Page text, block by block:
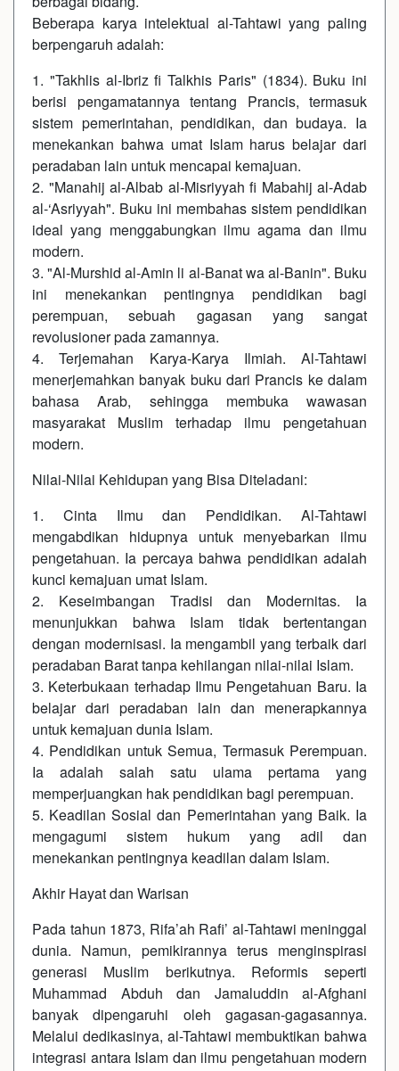
Beberapa karya intelektual al-Tahtawi yang paling
berpengaruh adalah:
1. "Takhlis al-Ibriz fi Talkhis Paris" (1834). Buku ini
berisi pengamatannya tentang Prancis, termasuk
sistem pemerintahan, pendidikan, dan budaya. Ia
menekankan bahwa umat Islam harus belajar dari
peradaban lain untuk mencapai kemajuan.
2. "Manahij al-Albab al-Misriyyah fi Mabahij al-Adab
al-‘Asriyyah". Buku ini membahas sistem pendidikan
ideal yang menggabungkan ilmu agama dan ilmu
modern.
3. "Al-Murshid al-Amin li al-Banat wa al-Banin". Buku
ini menekankan pentingnya pendidikan bagi
perempuan, sebuah gagasan yang sangat
revolusioner pada zamannya.
4. Terjemahan Karya-Karya Ilmiah. Al-Tahtawi
menerjemahkan banyak buku dari Prancis ke dalam
bahasa Arab, sehingga membuka wawasan
masyarakat Muslim terhadap ilmu pengetahuan
modern.
Nilai-Nilai Kehidupan yang Bisa Diteladani:
1. Cinta Ilmu dan Pendidikan. Al-Tahtawi
mengabdikan hidupnya untuk menyebarkan ilmu
pengetahuan. Ia percaya bahwa pendidikan adalah
kunci kemajuan umat Islam.
2. Keseimbangan Tradisi dan Modernitas. Ia
menunjukkan bahwa Islam tidak bertentangan
dengan modernisasi. Ia mengambil yang terbaik dari
peradaban Barat tanpa kehilangan nilai-nilai Islam.
3. Keterbukaan terhadap Ilmu Pengetahuan Baru. Ia
belajar dari peradaban lain dan menerapkannya
untuk kemajuan dunia Islam.
4. Pendidikan untuk Semua, Termasuk Perempuan.
Ia adalah salah satu ulama pertama yang
memperjuangkan hak pendidikan bagi perempuan.
5. Keadilan Sosial dan Pemerintahan yang Baik. Ia
mengagumi sistem hukum yang adil dan
menekankan pentingnya keadilan dalam Islam.
Akhir Hayat dan Warisan
Pada tahun 1873, Rifa’ah Rafi’ al-Tahtawi meninggal
dunia. Namun, pemikirannya terus menginspirasi
generasi Muslim berikutnya. Reformis seperti
Muhammad Abduh dan Jamaluddin al-Afghani
banyak dipengaruhi oleh gagasan-gagasannya.
Melalui dedikasinya, al-Tahtawi membuktikan bahwa
integrasi antara Islam dan ilmu pengetahuan modern